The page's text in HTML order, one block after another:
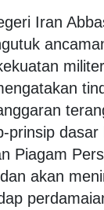
Iran
prinsip dasar
Piagam
akan